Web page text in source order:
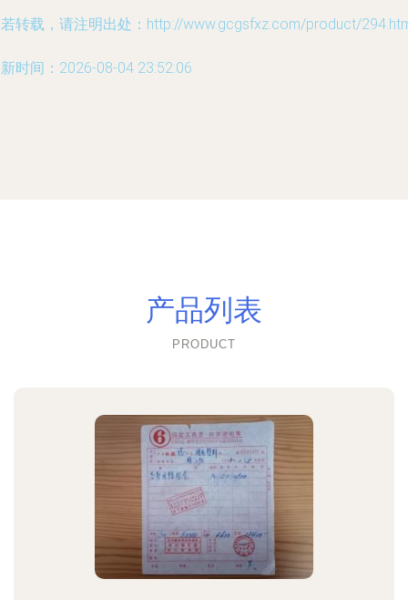
转载，请注明出处：http://www.gcgsfxz.com/product/
时间：2026-08-04 23:52:06
产品列表
PRODUCT